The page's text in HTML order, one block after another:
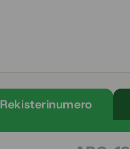
Rekisterinumero